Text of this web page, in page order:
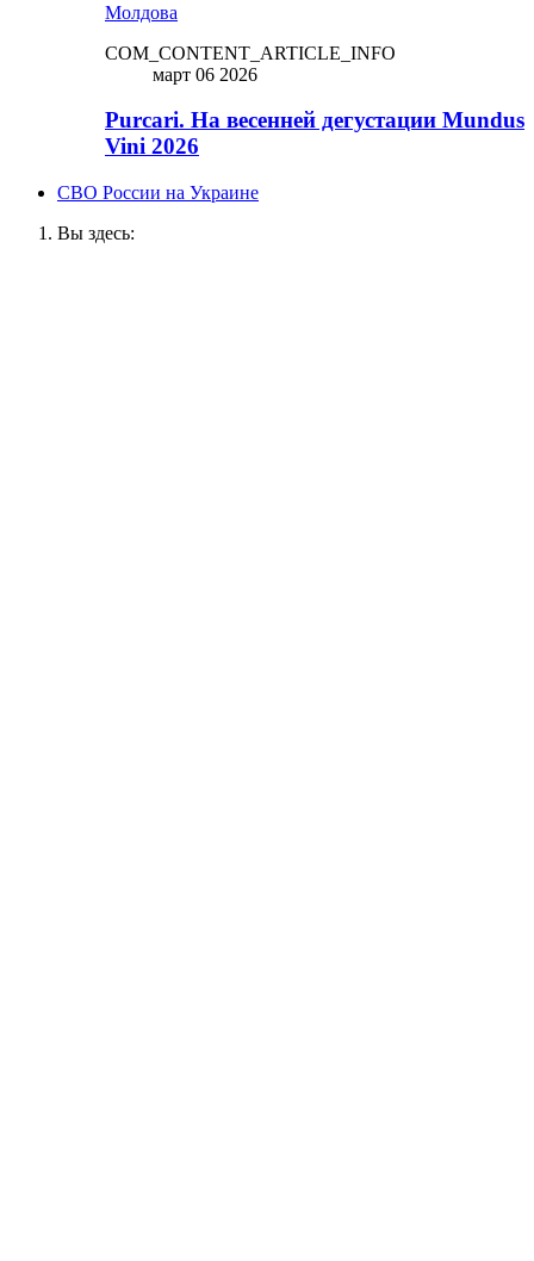
Молдова
COM_CONTENT_ARTICLE_INFO
март 06 2026
Purcari. На весенней дегустации Mundus
Vini 2026
СВО России на Украине
Вы здесь: